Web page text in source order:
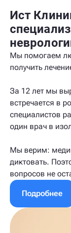
Ист
Мы помогаем
получить
За 12 лет мы
встречается в
специалистов
один врач в
Мы верим:
диктовать.
вопросов не
Подробнее